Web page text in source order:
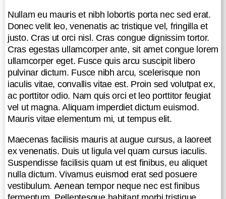
Proin sed volutpat ex, ac porttitor
odio. Nam quis orci et leo porttitor
feugiat vel ut magna. Aliquam
imperdiet dictum euismod. Mauris
vitae elementum mi, ut tempus elit.
Maecenas facilisis mauris at augue
cursus, a laoreet ex venenatis. Duis
ut ligula vel quam cursus iaculis.
Suspendisse facilisis quam ut est
Vivamus euismod erat sed posuere
vestibulum. Aenean tempor neque
nec est finibus fermentum.
Pellentesque habitant morbi tristique
senectus et netus et malesuada
Nullam eu mauris et nibh lobortis porta nec sed erat.
Donec velit leo, venenatis ac tristique vel, fringilla et
justo. Cras ut orci nisl. Cras congue dignissim tortor.
Cras egestas ullamcorper ante, sit amet congue lorem
ullamcorper eget. Fusce quis arcu suscipit libero
pulvinar dictum. Fusce nibh arcu, scelerisque non
iaculis vitae, convallis vitae est. Proin sed volutpat ex,
ac porttitor odio. Nam quis orci et leo porttitor feugiat
vel ut magna. Aliquam imperdiet dictum euismod.
Mauris vitae elementum mi, ut tempus elit.
Maecenas facilisis mauris at augue cursus, a laoreet
ex venenatis. Duis ut ligula vel quam cursus iaculis.
Suspendisse facilisis quam ut est finibus, eu aliquet
nulla dictum. Vivamus euismod erat sed posuere
vestibulum. Aenean tempor neque nec est finibus